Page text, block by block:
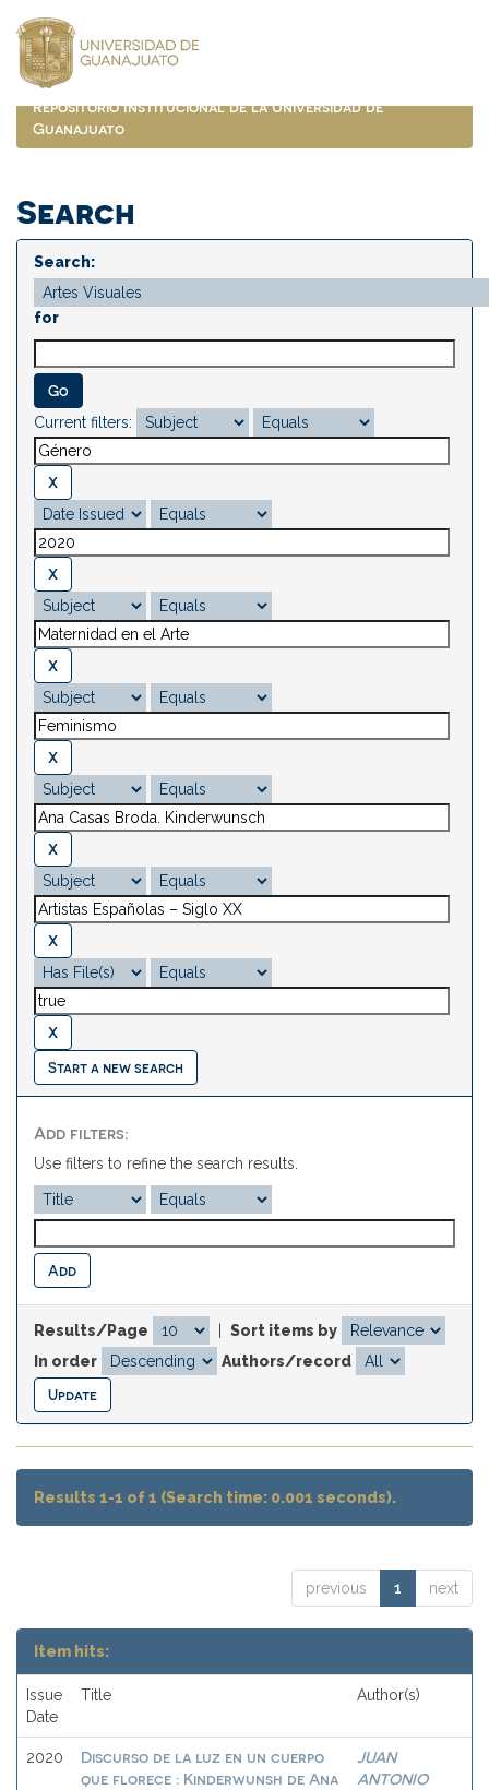
navigation
Repositorio Institucional de la Universidad de
Guanajuato
Search
Search:
for
Current filters:
Start a new search
Add filters:
Use filters to refine the search results.
Results/Page
Sort items by
In order
Authors/record
Results 1-1 of 1 (Search time: 0.001 seconds).
previous 1 next
Item hits:
Issue
Date
Title Author(s)
2020
Discurso de la luz en un cuerpo
que florece : Kinderwunsh de Ana
JUAN
ANTONIO